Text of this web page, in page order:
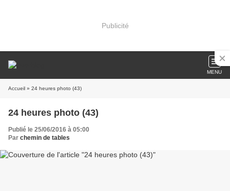
Publicité
MENU
Accueil » 24 heures photo (43)
24 heures photo (43)
Publié le 25/06/2016 à 05:00
Par chemin de tables